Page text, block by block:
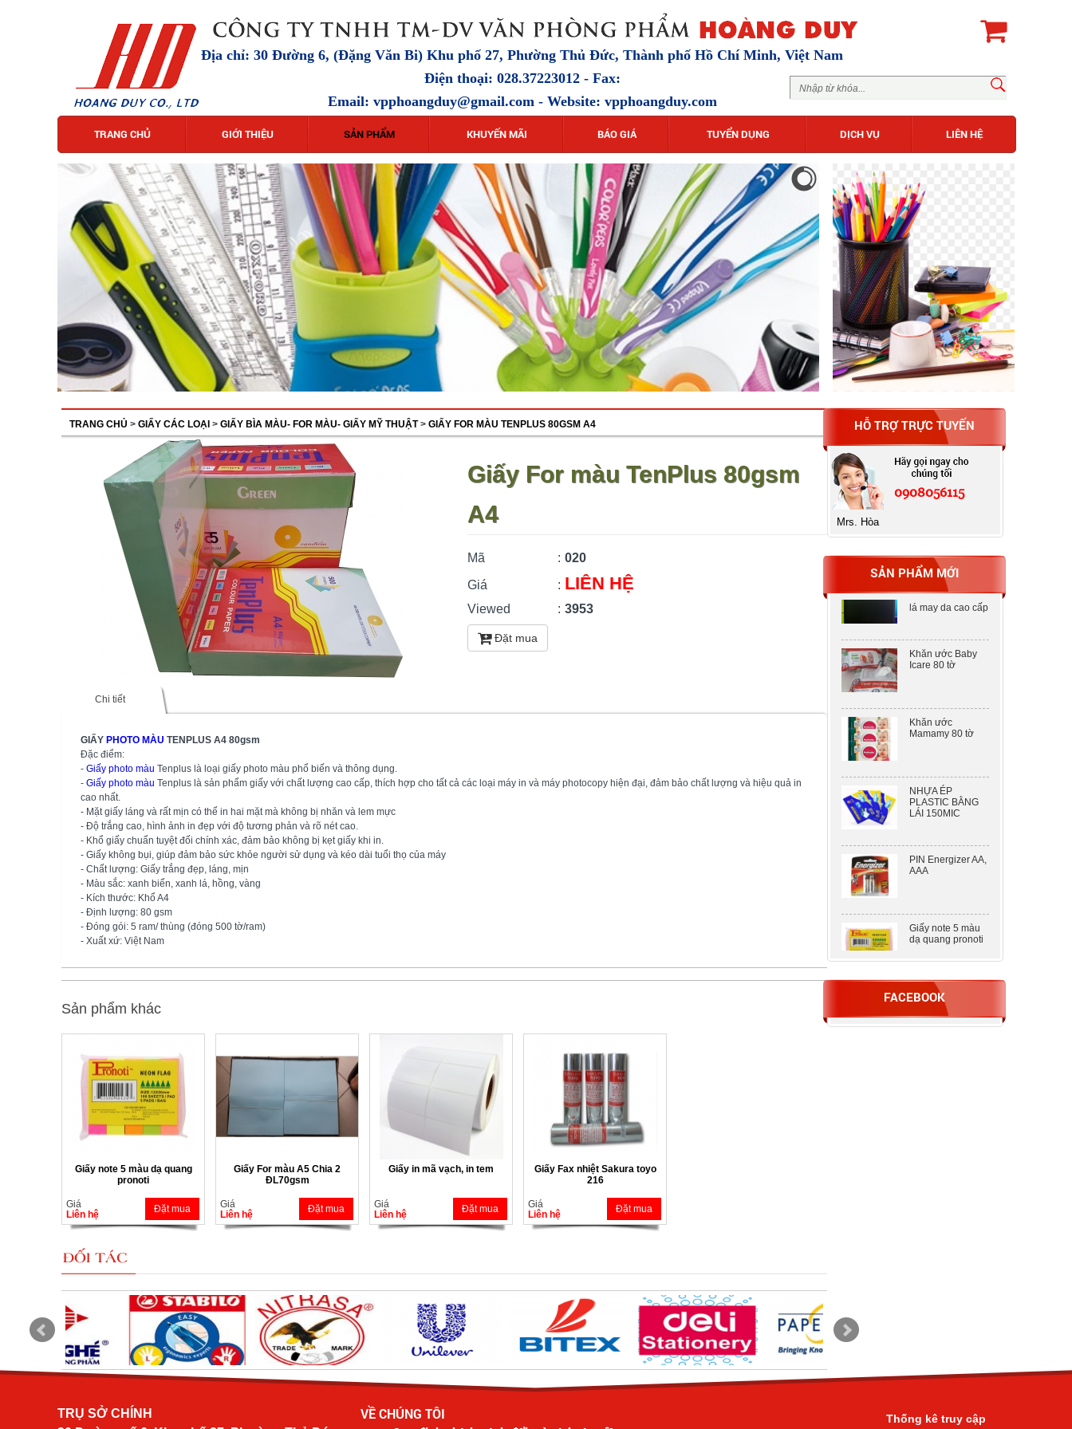
Địa chỉ: 30 Đường 6, (Đặng Văn Bi) Khu phố 27, Phường Thủ Đức, Thành phố Hồ Chí Minh, Việt Nam
Điện thoại: 028.37223012 - Fax:
Email: vpphoangduy@gmail.com- Website: vpphoangduy.com
TRANG CHỦ GIỚI THIỆU SẢN PHẨM KHUYẾN MÃI BÁO GIÁ TUYỂN DỤNG DỊCH VỤ LIÊN HỆ
HỖ TRỢ TRỰC TUYẾN
0908056115
Mrs. Hòa
SẢN PHẨM MỚI
Máy tính Casio fx-
580VN X
Bìa MENU
CLEAR BOOK 20
lá may da cao cấp
Khăn ước Baby
Icare 80 tờ
Khăn ước
Mamamy 80 tờ
NHỰA ÉP
PLASTIC BẰNG
LÁI 150MIC
PIN Energizer AA,
AAA
Giấy note 5 màu
dạ quang pronoti
DẬP 2 LỖ KW –
TRIO 938 ( 100
FACEBOOK
TRANG CHỦ > GIẤY CÁC LOẠI > GIẤY BÌA MÀU- FOR MÀU- GIẤY MỸ THUẬT> GIẤY FOR MÀU TENPLUS 80GSM A4
Giấy For màu TenPlus 80gsm
A4
Mã : 020
Giá
: LIÊN HỆ
Viewed : 3953
Đặt mua
Chi tiết
GIẤY PHOTO MÀU TENPLUS A4 80gsm
Đặc điểm:
- Giấy photo màu Tenplus là loại giấy photo màu phổ biến và thông dụng.
- Giấy photo màu Tenplus là sản phẩm giấy với chất lượng cao cấp, thích hợp cho tất cả các loại máy in và máy photocopy hiện đại, đảm bảo chất lượng và hiệu quả in
cao nhất.
- Mặt giấy láng và rất mịn có thể in hai mặt mà không bị nhăn và lem mực
- Độ trắng cao, hình ảnh in đẹp với độ tương phản và rõ nét cao.
- Khổ giấy chuẩn tuyệt đối chính xác, đảm bảo không bị kẹt giấy khi in.
- Giấy không bụi, giúp đảm bảo sức khỏe người sử dụng và kéo dài tuổi thọ của máy
- Chất lượng: Giấy trắng đẹp, láng, mịn
- Màu sắc: xanh biển, xanh lá, hồng, vàng
- Kích thước: Khổ A4
- Định lượng: 80 gsm
- Đóng gói: 5 ram/ thùng (đóng 500 tờ/ram)
- Xuất xứ: Việt Nam
Sản phẩm khác
Giấy note 5 màu dạ quang
pronoti
Giá
Liên hệ
Đặt mua
Giấy For màu A5 Chia 2
ĐL70gsm
Giá
Liên hệ
Đặt mua
Giấy in mã vạch, in tem
Giá
Liên hệ
Đặt mua
Giấy Fax nhiệt Sakura toyo
216
Giá
Liên hệ
Đặt mua
ĐỐI TÁC
TRỤ SỞ CHÍNH
VỀ CHÚNG TÔI
Thống kê truy cập